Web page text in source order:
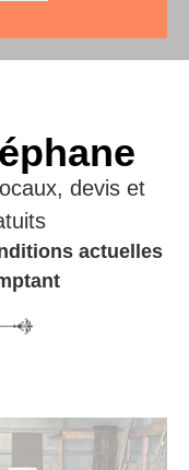
devis et
actuelles